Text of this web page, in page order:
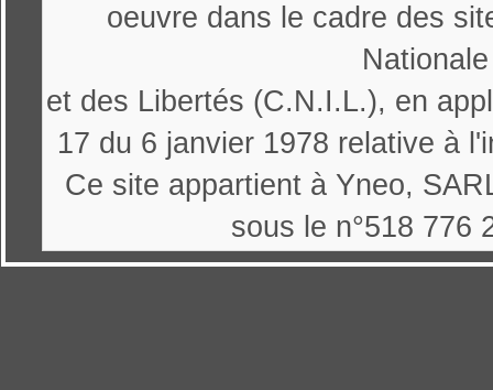
oeuvre dans le cadre des
et des Libertés (C.N.I.L.), en
17 du 6 janvier 1978 relative à
Ce site appartient à Yneo,
sous le n°518 776